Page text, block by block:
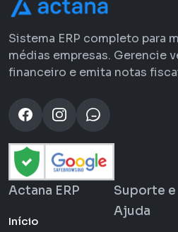
Sistema ERP completo para
médias empresas. Gerencie
financeiro e emita notas
Actana ERP
Início
Suporte e
Ajuda